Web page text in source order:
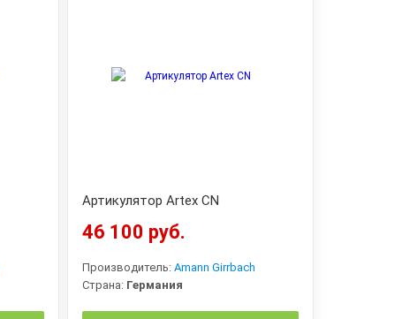
Артикулятор Artex СN
46 100 руб.
Производитель: Amann Girrbach
Страна: Германия